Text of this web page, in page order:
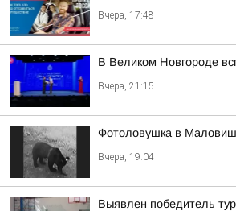
Вчера, 17:48
В Великом Новгороде
Вчера, 21:15
Фотоловушка в
Вчера, 19:04
Выявлен победитель